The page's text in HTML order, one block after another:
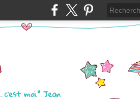
c'est moi." Jean